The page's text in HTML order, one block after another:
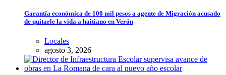
Garantía económica de 100 mil pesos a agente de Migración acusado
de quitarle la vida a haitiano en Verón
Locales
agosto 3, 2026